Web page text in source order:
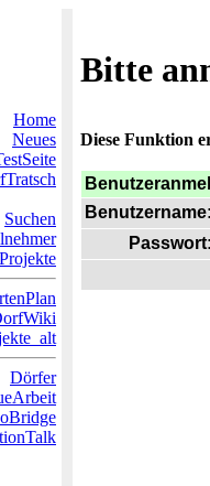
Bitte
Home
Neues
Suchen
Projekte
Dörfer
Diese Funktion
Benutzername:
Passwort: